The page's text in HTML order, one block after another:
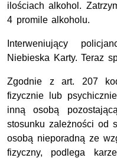
ilościach alkohol.
4 promile alkoholu.
Interweniujący
Niebieska Karty. Teraz
Zgodnie z art. 207
fizycznie lub
inną osobą
stosunku zależności od
osobą nieporadną ze
fizyczny, podlega